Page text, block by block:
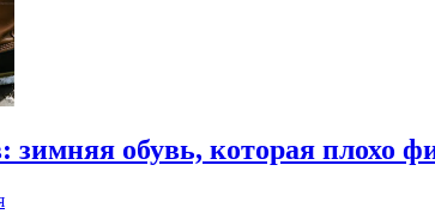
обувь, которая плохо